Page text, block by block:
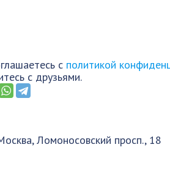
с политикой
с друзьями.
,Ломоносовский просп., 18